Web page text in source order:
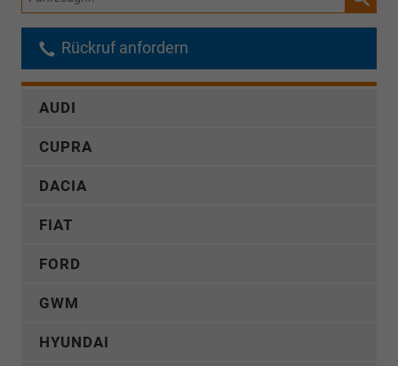
Rückruf anfordern
AUDI
CUPRA
DACIA
FIAT
FORD
GWM
HYUNDAI